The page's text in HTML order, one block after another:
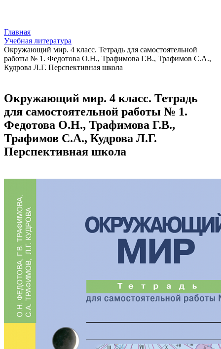
Главная
Учебная литература
Окружающий мир. 4 класс. Тетрадь для самостоятельной
работы № 1. Федотова О.Н., Трафимова Г.В., Трафимов С.А.,
Кудрова Л.Г. Перспективная школа
Окружающий мир. 4 класс. Тетрадь
для самостоятельной работы № 1.
Федотова О.Н., Трафимова Г.В.,
Трафимов С.А., Кудрова Л.Г.
Перспективная школа